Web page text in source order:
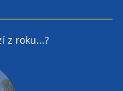
z roku...?